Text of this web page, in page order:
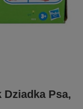
Dziadka Psa,